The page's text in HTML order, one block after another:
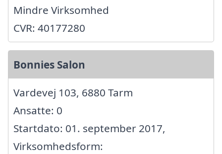
Mindre Virksomhed
CVR: 40177280
Bonnies Salon
Vardevej 103, 6880 Tarm
Ansatte: 0
Startdato: 01. september 2017,
Virksomhedsform: